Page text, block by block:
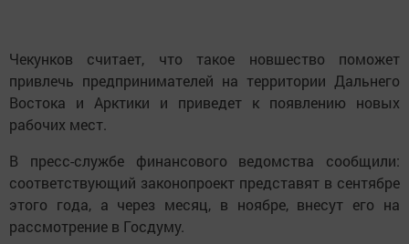
Чекунков считает, что такое новшество поможет
привлечь предпринимателей на территории Дальнего
Востока и Арктики и приведет к появлению новых
рабочих мест.
В пресс-службе финансового ведомства сообщили:
соответствующий законопроект представят в сентябре
этого года, а через месяц, в ноябре, внесут его на
рассмотрение в Госдуму.